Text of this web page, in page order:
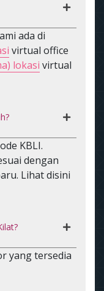
ada di
virtual office
lokasi virtual
KBLI.
dengan
Lihat disini
yang tersedia